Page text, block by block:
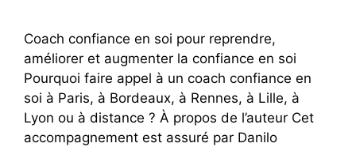
Coach confiance en soi pour reprendre,
améliorer et augmenter la confiance en soi
Pourquoi faire appel à un coach confiance en
soi à Paris, à Bordeaux, à Rennes, à Lille, à
Lyon ou à distance ? À propos de l’auteur Cet
accompagnement est assuré par Danilo